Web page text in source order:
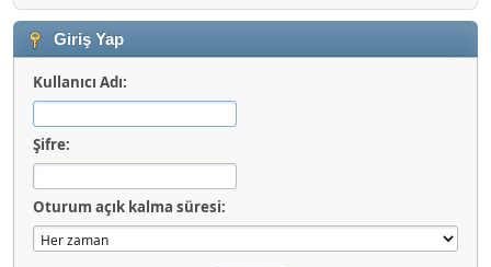
Giriş Yap
Kullanıcı Adı:
Şifre:
Oturum açık kalma süresi: